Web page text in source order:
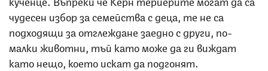
чудесен избор за семейства с деца, те не са
подходящи за отглеждане заедно с други, по-
малки животни, тъй като може да ги виждат
като нещо, което искат да подгонят.